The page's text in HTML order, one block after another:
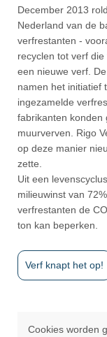
December 2013
Nederland van de
verfrestanten -
recyclen tot verf
een nieuwe verf.
namen het initiatief
ingezamelde
fabrikanten konden
muurverven. Rigo
op deze manier
zette.
Uit een
milieuwinst van
verfrestanten de CO
ton kan beperken.
Verf knapt het op!
Cookies worden